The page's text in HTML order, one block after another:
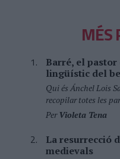
MÉS
Barré, el
lingüístic del
Qui és Ánchel Lois
recopilar totes les
PerVioleta Tena
La resurrecció
medievals